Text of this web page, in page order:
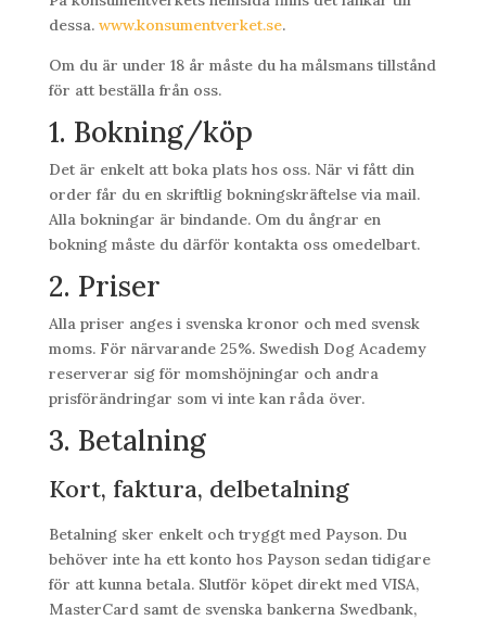
dessa. www.konsumentverket.se.
Om du är under 18 år måste du ha målsmans tillstånd
för att beställa från oss.
1. Bokning/köp
Det är enkelt att boka plats hos oss. När vi fått din
order får du en skriftlig bokningskräftelse via mail.
Alla bokningar är bindande. Om du ångrar en
bokning måste du därför kontakta oss omedelbart.
2. Priser
Alla priser anges i svenska kronor och med svensk
moms. För närvarande 25%. Swedish Dog Academy
reserverar sig för momshöjningar och andra
prisförändringar som vi inte kan råda över.
3. Betalning
Kort, faktura, delbetalning
Betalning sker enkelt och tryggt med Payson. Du
behöver inte ha ett konto hos Payson sedan tidigare
för att kunna betala. Slutför köpet direkt med VISA,
MasterCard samt de svenska bankerna Swedbank,